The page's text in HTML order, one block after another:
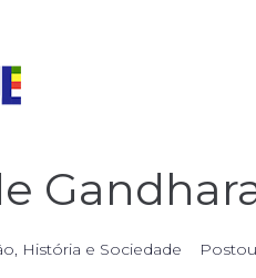
, História e Sociedade Postou